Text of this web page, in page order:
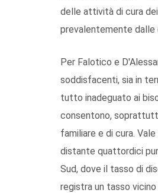
delle attività di cura
prevalentemente dalle
Per Falotico e
soddisfacenti, sia in
tutto inadeguato ai
consentono,
familiare e di cura.
distante quattordici
Sud, dove il tasso di
registra un tasso